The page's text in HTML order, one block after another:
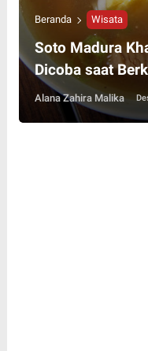
Beranda Wisata
Soto Madura
Dicoba saat
Alana Zahira Malika